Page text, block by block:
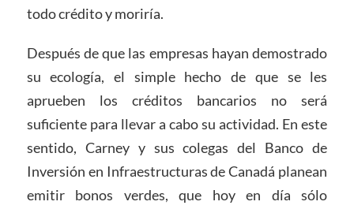
todo crédito y moriría.
Después de que las empresas hayan demostrado
su ecología, el simple hecho de que se les
aprueben los créditos bancarios no será
suficiente para llevar a cabo su actividad. En este
sentido, Carney y sus colegas del Banco de
Inversión en Infraestructuras de Canadá planean
emitir bonos verdes, que hoy en día sólo